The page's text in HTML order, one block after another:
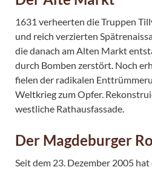
1631 verheerten die Truppen
und reich verzierten
die danach am Alten Markt
durch Bomben zerstört. Noch
fielen der radikalen
Weltkrieg zum Opfer.
westliche Rathausfassade.
Der Magdeburger
Seit dem 23. Dezember 2005